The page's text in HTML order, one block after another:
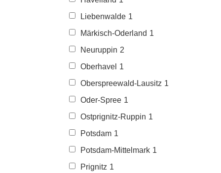
Liebenwalde 1
Märkisch-Oderland 1
Neuruppin 2
Oberhavel 1
Oberspreewald-Lausitz 1
Oder-Spree 1
Ostprignitz-Ruppin 1
Potsdam 1
Potsdam-Mittelmark 1
Prignitz 1